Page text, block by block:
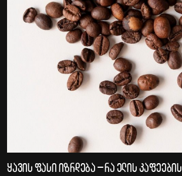
ყავის ფასი იზრდება – რა ელის კაფეების